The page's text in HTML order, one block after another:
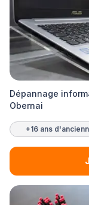
Dépannage
Obernai
+16 ans